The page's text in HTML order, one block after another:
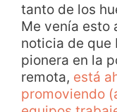
tanto de los
Me venía esto
noticia de que
pionera en la
remota, está
promoviendo